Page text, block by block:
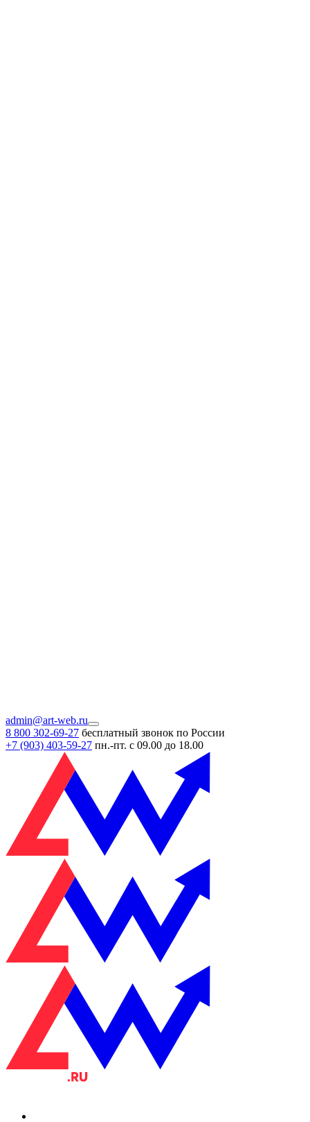
admin@art-web.ru
8 800 302-69-27 бесплатный звонок по России
+7 (903) 403-59-27 пн.-пт. с 09.00 до 18.00